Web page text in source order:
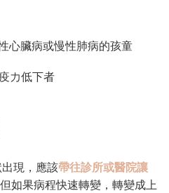
心臟病或慢性肺病的孩童
力低下者
出現，應該帶往診所或醫院讓
但如果病程快速轉變，轉變成上